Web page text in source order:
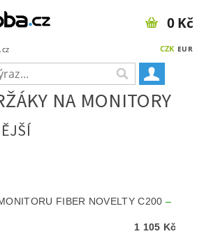
CZK EUR
0 Kč
NA MONITORY
FIBER NOVELTY C200–
1 105 Kč